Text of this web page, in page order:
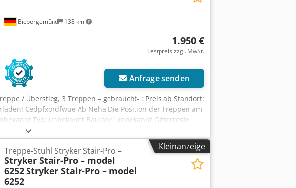
Biebergemünd 138 km
1.950 €
Festpreis zzgl. MwSt.
Anfrage senden
/ Überstieg, 3 Treppen – gebraucht- : Preis ab Standort:
Cedpfxordfwue Ab Neha Die Position der Treppen am
Typ: unbekannt Baujahr: unbekannt Gitterroste
1m Podestlänge: ca. 3,65m (Länge Außen inkl. Geländer:
ca. 90cm Stufenabstand: ca. 20cm Stufentiefe: ca. 26cm
Lücke zwischen den Podeststützen: ca. 2,35m Zustand:
Biebergemünd
Kleinanzeige
Treppe-Stuhl Stryker Stair-Pro –
Stryker Stair-Pro – model
6252Stryker Stair-Pro – model
6252